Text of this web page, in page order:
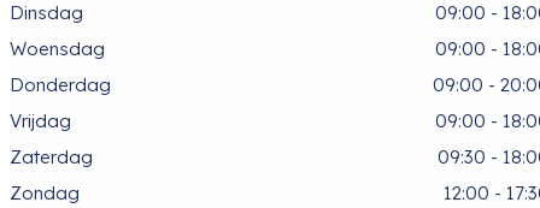
Dinsdag
09:00 -
Woensdag
09:00 -
Donderdag
09:00 -
Vrijdag
09:00 -
Zaterdag
09:30 -
Zondag
12:00 -